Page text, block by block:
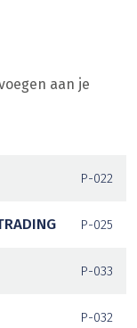
aan je
P-022
P-025
P-033
P-032